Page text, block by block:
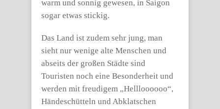
warm und sonnig gewesen, in Saigon
sogar etwas stickig.
Das Land ist zudem sehr jung, man
sieht nur wenige alte Menschen und
abseits der großen Städte sind
Touristen noch eine Besonderheit und
werden mit freudigem „Hellloooooo“,
Händeschütteln und Abklatschen